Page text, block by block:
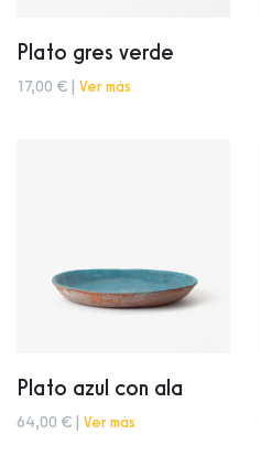
Plato gres verde
17,00 € | Ver más
Plato azul con ala
64,00 € | Ver más